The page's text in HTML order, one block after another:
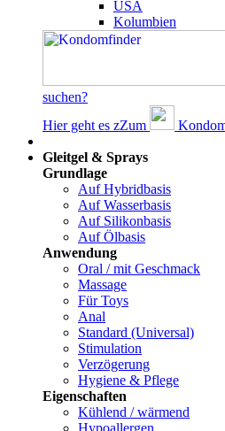
USA
Kolumbien
suchen?
Hier geht es zZum
Gleitgel & Sprays
Grundlage
Auf Hybridbasis
Auf Wasserbasis
Auf Silikonbasis
Auf Ölbasis
Anwendung
Oral / mit Geschmack
Massage
Für Toys
Anal
Standard (Universal)
Stimulation
Verzögerung
Hygiene & Pflege
Eigenschaften
Kühlend / wärmend
Hypoallergen